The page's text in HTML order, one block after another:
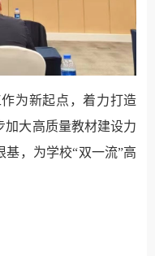
为新起点，着力打造
加大高质量教材建设力
，为学校“双一流”高